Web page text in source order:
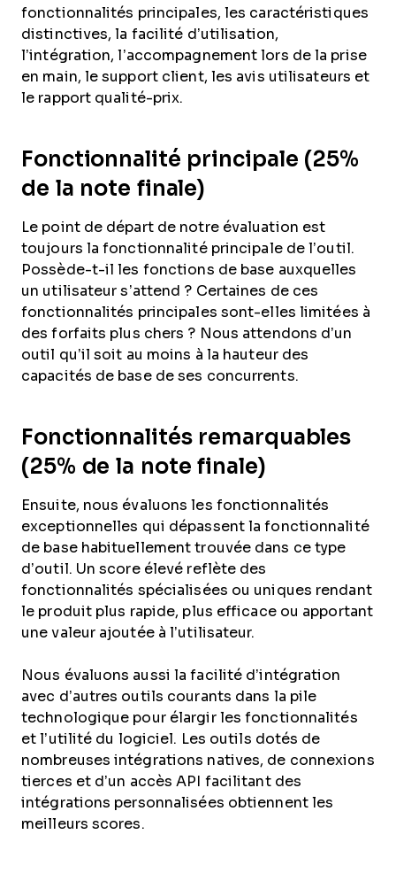
fonctionnalités principales, les caractéristiques
distinctives, la facilité d’utilisation,
l’intégration, l’accompagnement lors de la prise
en main, le support client, les avis utilisateurs et
le rapport qualité-prix.
Fonctionnalité principale (25%
de la note finale)
Le point de départ de notre évaluation est
toujours la fonctionnalité principale de l’outil.
Possède-t-il les fonctions de base auxquelles
un utilisateur s’attend ? Certaines de ces
fonctionnalités principales sont-elles limitées à
des forfaits plus chers ? Nous attendons d’un
outil qu’il soit au moins à la hauteur des
capacités de base de ses concurrents.
Fonctionnalités remarquables
(25% de la note finale)
Ensuite, nous évaluons les fonctionnalités
exceptionnelles qui dépassent la fonctionnalité
de base habituellement trouvée dans ce type
d’outil. Un score élevé reflète des
fonctionnalités spécialisées ou uniques rendant
le produit plus rapide, plus efficace ou apportant
une valeur ajoutée à l’utilisateur.
Nous évaluons aussi la facilité d’intégration
avec d’autres outils courants dans la pile
technologique pour élargir les fonctionnalités
et l’utilité du logiciel. Les outils dotés de
nombreuses intégrations natives, de connexions
tierces et d’un accès API facilitant des
intégrations personnalisées obtiennent les
meilleurs scores.